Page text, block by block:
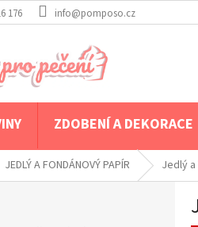
176 info@pomposo.cz
ZDOBENÍ A DEKORACE
JEDLÝ A FONDÁNOVÝ PAPÍR Jedlý